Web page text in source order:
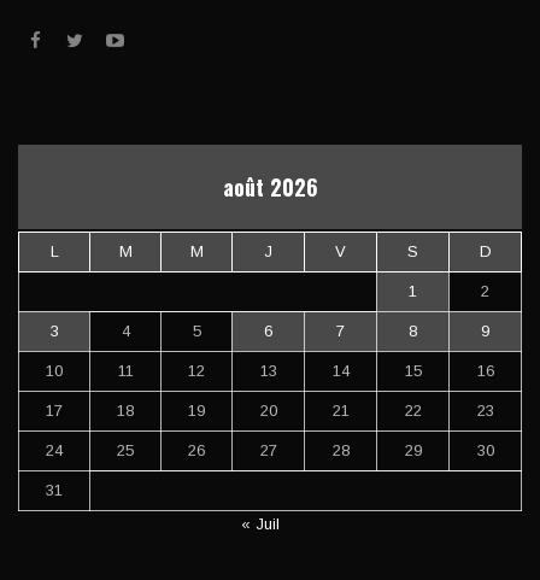
août 2026
L M M J V S D
1 2
3 4 5 6 7 8 9
10 11 12 13 14 15 16
17 18 19 20 21 22 23
24 25 26 27 28 29 30
31
« Juil